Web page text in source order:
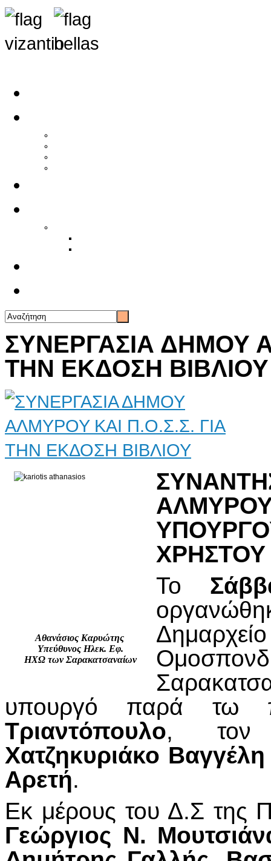
ΣΥΝΕΡΓΑΣΙΑ ΔΗΜΟΥ
ΤΗΝ ΕΚΔΟΣΗ ΒΙΒΛΙΟΥ
Αθανάσιος Καρυώτης
Υπεύθυνος Ηλεκ. Εφ.
ΗΧΩ των Σαρακατσαναίων
Το
υπουργό παρά τω
Τριαντόπουλο, τον
Χατζηκυριάκο Βαγγέλη
Αρετή.
Εκ μέρους του Δ.Σ της
Γεώργιος Ν.